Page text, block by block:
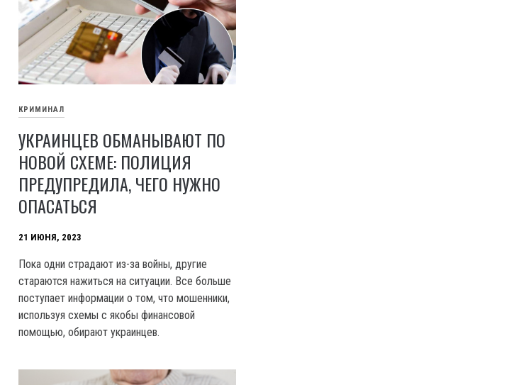
КРИМИНАЛ
УКРАИНЦЕВ ОБМАНЫВАЮТ ПО
НОВОЙ СХЕМЕ: ПОЛИЦИЯ
ПРЕДУПРЕДИЛА, ЧЕГО НУЖНО
ОПАСАТЬСЯ
21 ИЮНЯ, 2023
Пока одни страдают из-за войны, другие
стараются нажиться на ситуации. Все больше
поступает информации о том, что мошенники,
используя схемы с якобы финансовой
помощью, обирают украинцев.